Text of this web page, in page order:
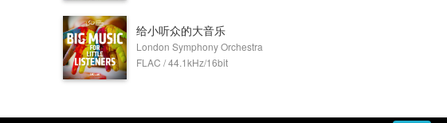
给小听众的大音乐
London Symphony Orchestra
FLAC / 44.1kHz/16bit